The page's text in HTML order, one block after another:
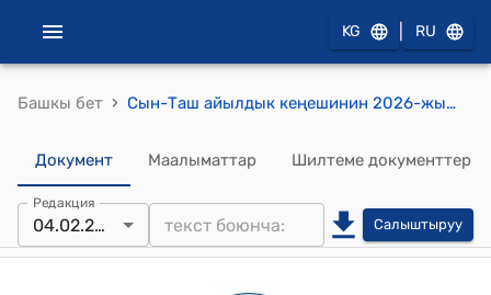
KG RU
Башкы бет › Сын-Таш айылдык кеңешинин 2026-жылдын 4-февралындагы № 68/10-29 "Сын-Таш айыл өкмөтүнүн 2026-жылга бош калган калдыктарды бөлүштүрүү жөнүндө" токтому
Документ Маалыматтар Шилтеме документтер
Редакция
04.02.2026 Салыштыруу